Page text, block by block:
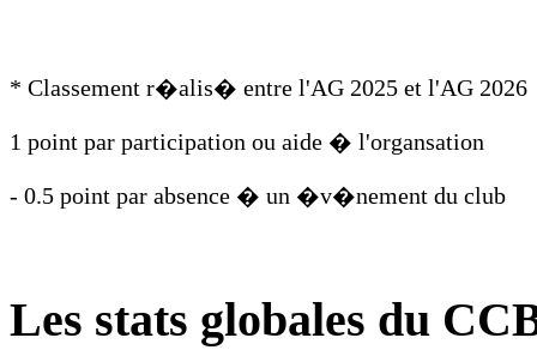
* Classement r�alis� entre l'AG 2025 et l'AG 2026
1 point par participation ou aide � l'organsation
- 0.5 point par absence � un �v�nement du club
Les stats globales du